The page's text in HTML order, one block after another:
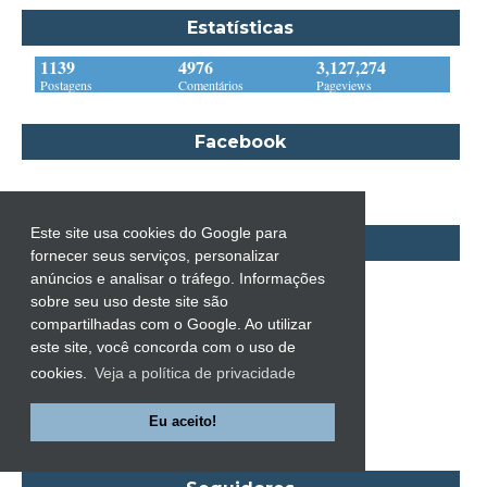
Este site usa cookies do Google para
fornecer seus serviços, personalizar
anúncios e analisar o tráfego. Informações
sobre seu uso deste site são
compartilhadas com o Google. Ao utilizar
este site, você concorda com o uso de
cookies.
Veja a política de privacidade
Eu aceito!
Brooke e Keith Desserich
Bráulio Bessa
C. J. Tudor
Candace Camp
Carla Madeira
Carlos Drummond de Andrade
Carmen O.
Carol Gregor
Carol Marinelli
Carol Townend
Carole Mortimer
Caroline Linden
Estatísticas
1139
Postagens
4976
Comentários
3,127,274
Pageviews
Facebook
Instagram